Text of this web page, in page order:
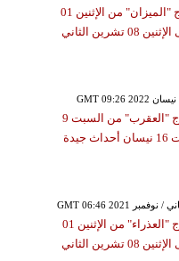
توقعات مولود برج "الميزان" من الإثنين 01
الثاني
توقعات مولود برج "العقرب" من السبت 9
توقعات مولود برج "العذراء" من الإثنين 01
الثاني